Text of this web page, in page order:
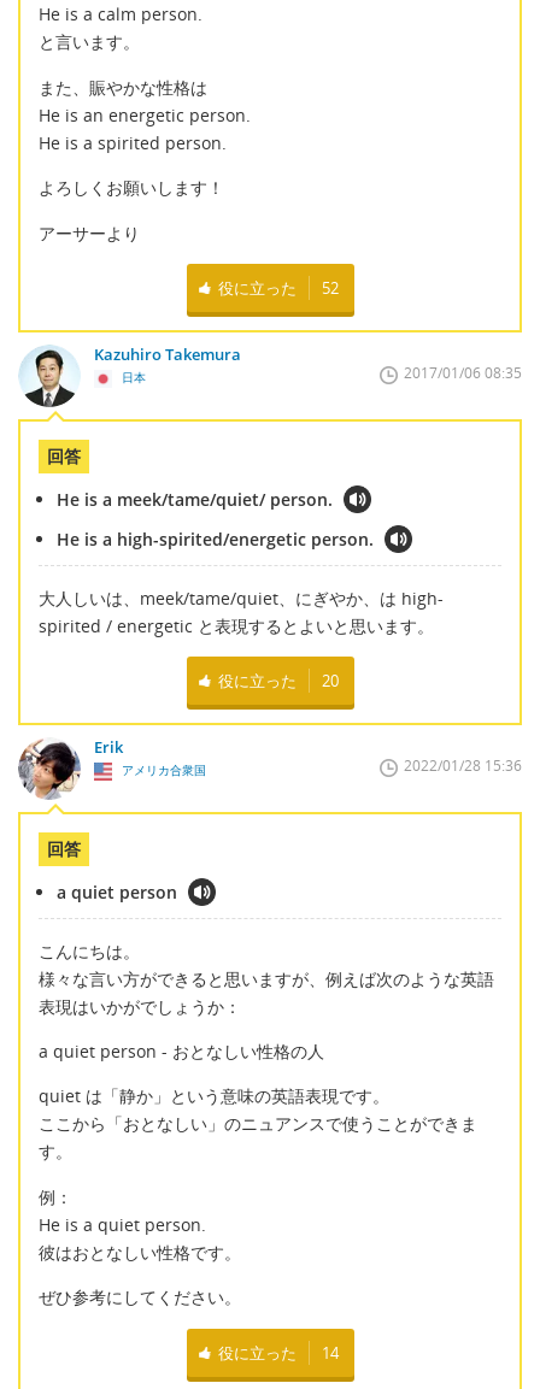
He is a calm person.
と言います。
また、賑やかな性格は
He is an energetic person.
He is a spirited person.
よろしくお願いします！
アーサーより
役に立った 52
Kazuhiro Takemura
日本 2017/01/06 08:35
回答
He is a meek/tame/quiet/ person.
He is a high-spirited/energetic person.
大人しいは、meek/tame/quiet、にぎやか、は high-
spirited / energetic と表現するとよいと思います。
役に立った 20
Erik
アメリカ合衆国 2022/01/28 15:36
回答
a quiet person
こんにちは。
様々な言い方ができると思いますが、例えば次のような英語
表現はいかがでしょうか：
a quiet person - おとなしい性格の人
quiet は「静か」という意味の英語表現です。
ここから「おとなしい」のニュアンスで使うことができま
す。
例：
He is a quiet person.
彼はおとなしい性格です。
ぜひ参考にしてください。
役に立った 14